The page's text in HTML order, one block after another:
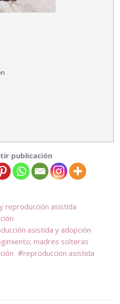
publicación
reproducción asistida
asistida y adopción
madres solteras
reproduccion asistida